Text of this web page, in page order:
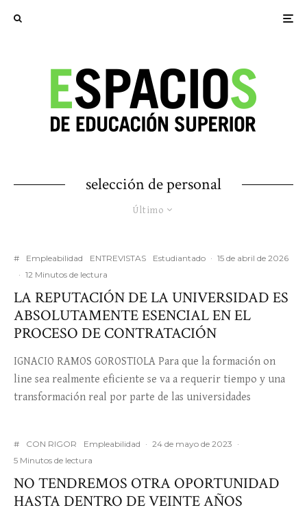
selección de personal
Último
# Empleabilidad ENTREVISTAS Estudiantado · 15 de abril de 2026
· 12 Minutos de lectura
LA REPUTACIÓN DE LA UNIVERSIDAD ES
ABSOLUTAMENTE ESENCIAL EN EL
PROCESO DE CONTRATACIÓN
IGNACIO RAMOS GOROSTIOLA Para que la formación on
line sea realmente eficiente se va a requerir tiempo y una
transformación real por parte de las universidades
# CON RIGOR Empleabilidad · 24 de mayo de 2023 ·
5 Minutos de lectura
NO TENDREMOS OTRA OPORTUNIDAD
HASTA DENTRO DE VEINTE AÑOS